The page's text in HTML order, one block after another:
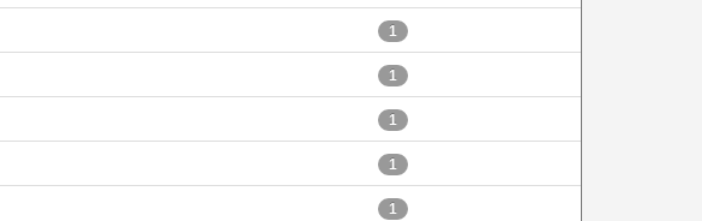
1
1
1
1
1